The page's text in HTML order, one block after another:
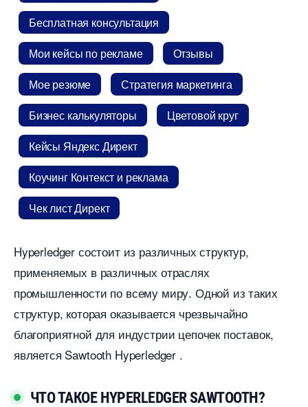
Бесплатная консультация
Мои кейсы по рекламе
Отзывы
Мое резюме
Стратегия маркетинга
Бизнес калькуляторы
Цветовой кру
Кейсы Яндекс Директ
Коучинг Контекст и реклама
Чек лист Директ
Hyperledger состоит из различных структур,
применяемых в различных отраслях
промышленности по всему миру. Одной из таких
структур, которая оказывается чрезвычайно
лагоприятной для индустрии цепочек поставок,
является Sawtooth Hyperledger .
ЧТО ТАКОЕ HYPERLEDGER SAWTOOTH?